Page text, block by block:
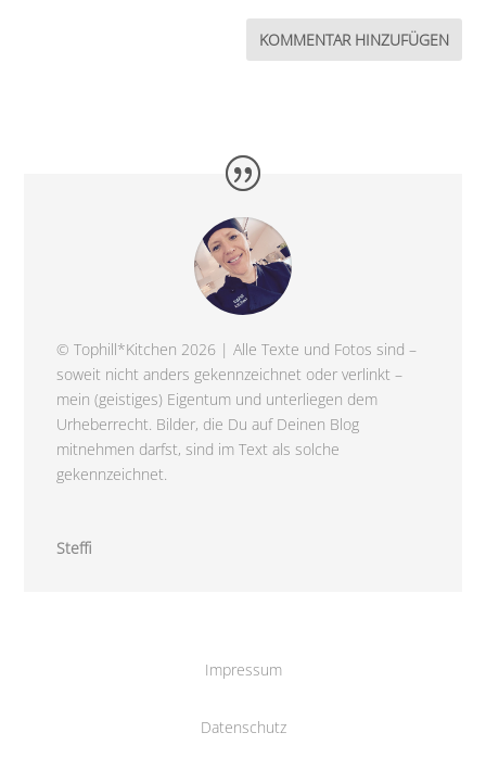
© Tophill*Kitchen 2026 | Alle Texte und Fotos sind –
soweit nicht anders gekennzeichnet oder verlinkt –
mein (geistiges) Eigentum und unterliegen dem
Urheberrecht. Bilder, die Du auf Deinen Blog
mitnehmen darfst, sind im Text als solche
gekennzeichnet.
Steffi
Impressum
Datenschutz